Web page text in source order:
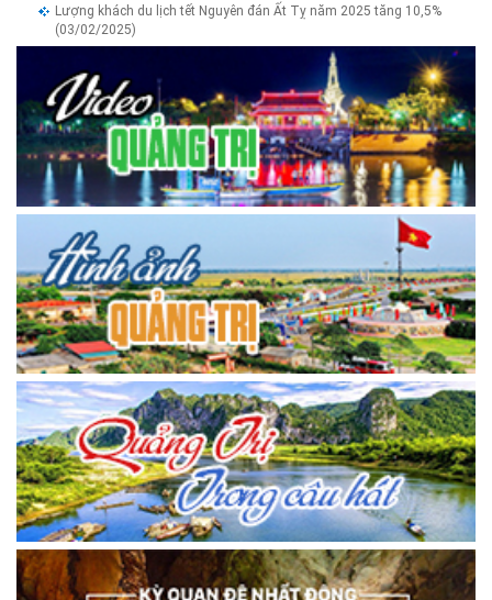
Lượng khách du lịch tết Nguyên đán Ất Tỵ năm 2025 tăng 10,5%
(03/02/2025)